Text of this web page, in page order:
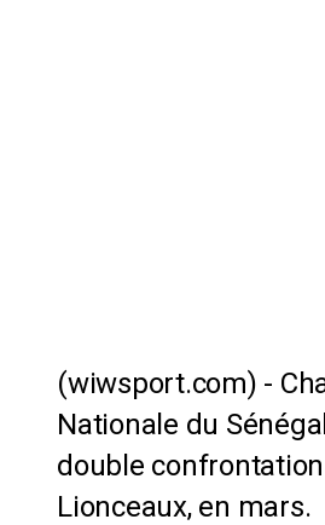
Nationale du
double
Lionceaux, en mars.